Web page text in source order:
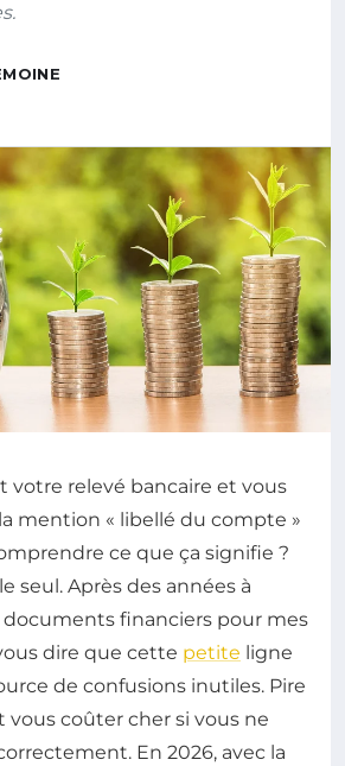
votre relevé bancaire et vous
mention « libellé du compte »
ce que ça signifie ?
seul. Après des années à
financiers pour mes
dire que cette petite ligne
de confusions inutiles. Pire
vous coûter cher si vous ne
En 2026, avec la